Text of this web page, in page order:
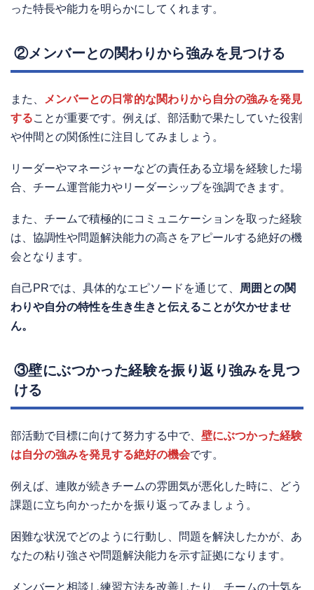
った特長や能力を明らかにしてくれます。
②メンバーとの関わりから強みを見つける
また、
メンバーとの日常的な関わりから自分の強みを発見
することが重要です。例えば、部活動で果たしていた役割
や仲間との関係性に注目してみましょう。
リーダーやマネージャーなどの責任ある立場を経験した場
合、チーム運営能力やリーダーシップを強調できます。
また、チームで積極的にコミュニケーションを取った経験
は、協調性や問題解決能力の高さをアピールする絶好の機
会となります。
自己PRでは、具体的なエピソードを通じて、
周囲との関
わりや自分の特性を生き生きと伝えることが欠かせませ
ん。
③壁にぶつかった経験を振り返り強みを見つ
ける
部活動で目標に向けて努力する中で、 壁にぶつかった経験
は自分の強みを発見する絶好の機会です。
例えば、連敗が続きチームの雰囲気が悪化した時に、どう
課題に立ち向かったかを振り返ってみましょう。
困難な状況でどのように行動し、問題を解決したかが、あ
なたの粘り強さや問題解決能力を示す証拠になります。
メンバーと相談し練習方法を改善したり、チームの士気を